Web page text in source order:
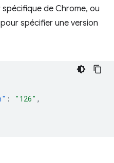
de Chrome, ou
spécifier une version
: "126" ,